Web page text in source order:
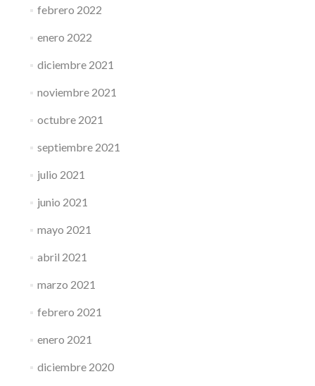
febrero 2022
enero 2022
diciembre 2021
noviembre 2021
octubre 2021
septiembre 2021
julio 2021
junio 2021
mayo 2021
abril 2021
marzo 2021
febrero 2021
enero 2021
diciembre 2020